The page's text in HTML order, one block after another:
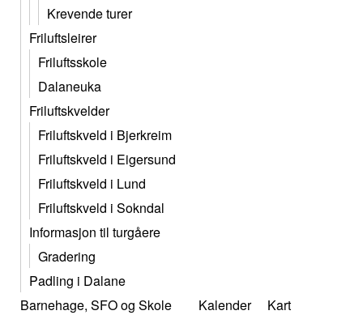
Krevende turer
Friluftsleirer
Friluftsskole
Dalaneuka
Friluftskvelder
Friluftskveld i Bjerkreim
Friluftskveld i Eigersund
Friluftskveld i Lund
Friluftskveld i Sokndal
Informasjon til turgåere
Gradering
Padling i Dalane
Barnehage, SFO og Skole
Kalender Kart